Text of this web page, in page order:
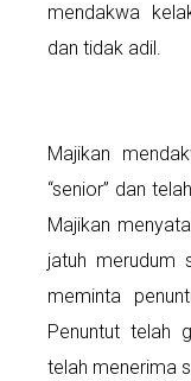
mendakwa
dan tidak adil.
Majikan
“senior” dan
Majikan
jatuh merudum
meminta
Penuntut telah
telah menerima